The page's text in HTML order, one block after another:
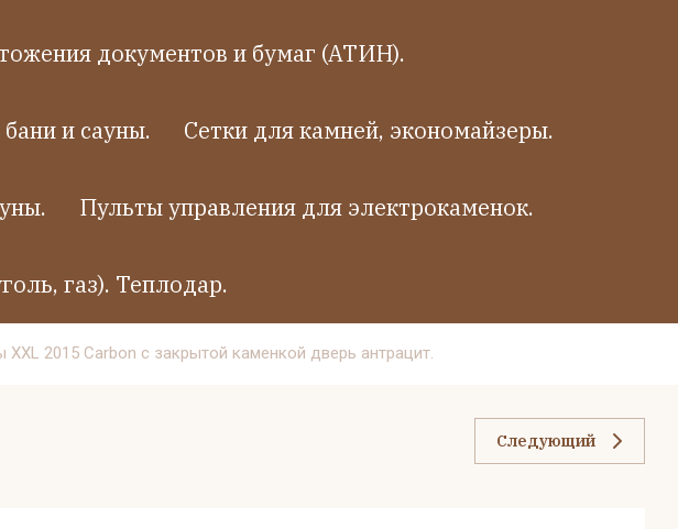
документов и бумаг (АТИН).
и сауны. Сетки для камней, экономайзеры.
Пульты управления для электрокаменок.
газ). Теплодар.
2015 Carbon с закрытой каменкой дверь антрацит.
Следующий